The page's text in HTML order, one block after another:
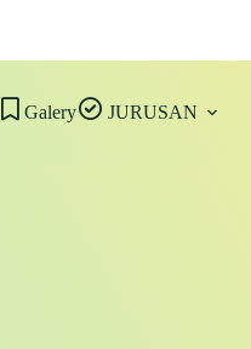
Galery JURUSAN